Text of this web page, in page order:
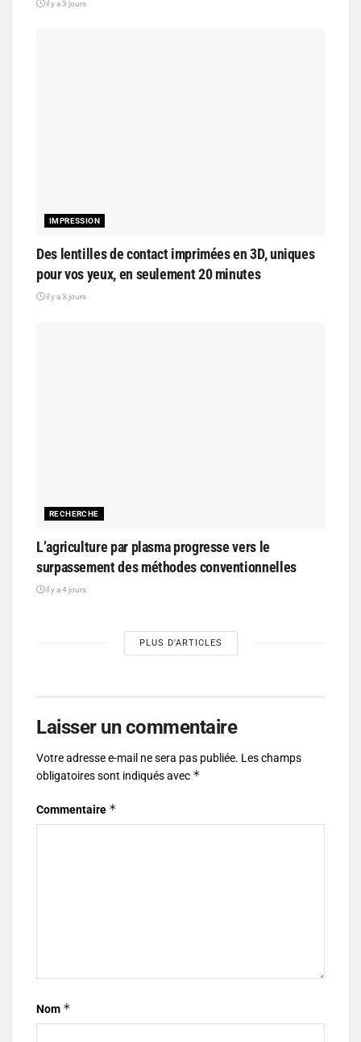
il y a 3 jours
IMPRESSION
Des lentilles de contact imprimées en 3D, uniques
pour vos yeux, en seulement 20 minutes
il y a 3 jours
RECHERCHE
L’agriculture par plasma progresse vers le
surpassement des méthodes conventionnelles
il y a 4 jours
PLUS D'ARTICLES
Laisser un commentaire
Votre adresse e-mail ne sera pas publiée. Les champs
obligatoires sont indiqués avec *
Commentaire *
Nom *